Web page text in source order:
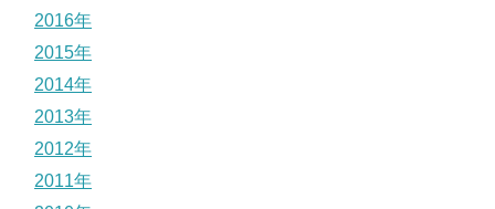
2016年
2015年
2014年
2013年
2012年
2011年